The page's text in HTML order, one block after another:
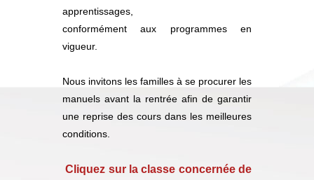
apprentissages,
conformément aux programmes en
vigueur.
Nous invitons les familles à se procurer les
manuels avant la rentrée afin de garantir
une reprise des cours dans les meilleures
conditions.
Cliquez sur la classe concernée de